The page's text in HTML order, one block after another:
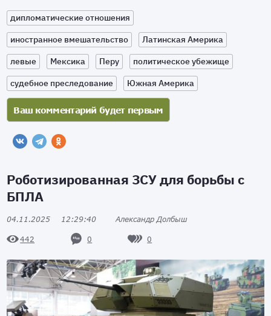
дипломатические отношения
иностранное вмешательство
Латинская Америка
левые
Мексика Перу
политическое убежище
судебное преследование
Южная Америка
Роботизированная ЗСУ для борьбы с
БПЛА
04.11.2025 12:29:40 Александр Долбыш
442 0 0